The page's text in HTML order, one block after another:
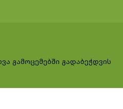
გამოცემებში გადაბეჭდვის